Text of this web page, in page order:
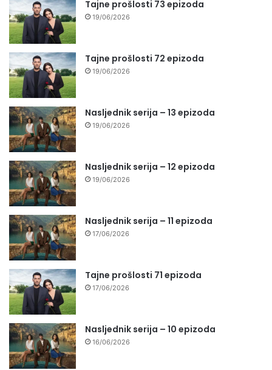
Tajne prošlosti 73 epizoda
19/06/2026
Tajne prošlosti 72 epizoda
19/06/2026
Nasljednik serija – 13 epizoda
19/06/2026
Nasljednik serija – 12 epizoda
19/06/2026
Nasljednik serija – 11 epizoda
17/06/2026
Tajne prošlosti 71 epizoda
17/06/2026
Nasljednik serija – 10 epizoda
16/06/2026